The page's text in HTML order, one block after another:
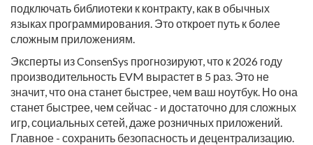
подключать библиотеки к контракту, как в обычных
языках программирования. Это откроет путь к более
сложным приложениям.
Эксперты из ConsenSys прогнозируют, что к 2026 году
производительность EVM вырастет в 5 раз. Это не
значит, что она станет быстрее, чем ваш ноутбук. Но она
станет быстрее, чем сейчас - и достаточно для сложных
игр, социальных сетей, даже розничных приложений.
Главное - сохранить безопасность и децентрализацию.